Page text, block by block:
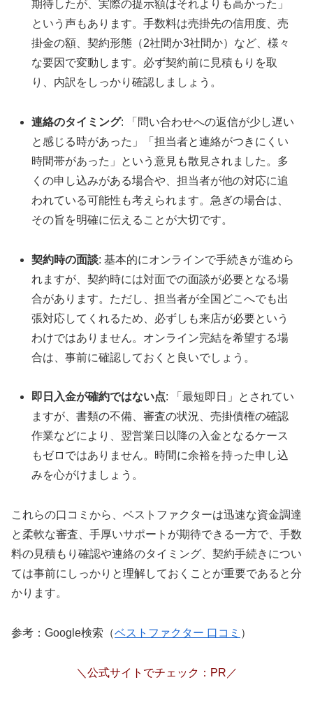
期待したが、実際の提示額はそれよりも高かった」
という声もあります。手数料は売掛先の信用度、売
掛金の額、契約形態（2社間か3社間か）など、様々
な要因で変動します。必ず契約前に見積もりを取
り、内訳をしっかり確認しましょう。
連絡のタイミング: 「問い合わせへの返信が少し遅い
と感じる時があった」「担当者と連絡がつきにくい
時間帯があった」という意見も散見されました。多
くの申し込みがある場合や、担当者が他の対応に追
われている可能性も考えられます。急ぎの場合は、
その旨を明確に伝えることが大切です。
契約時の面談: 基本的にオンラインで手続きが進めら
れますが、契約時には対面での面談が必要となる場
合があります。ただし、担当者が全国どこへでも出
張対応してくれるため、必ずしも来店が必要という
わけではありません。オンライン完結を希望する場
合は、事前に確認しておくと良いでしょう。
即日入金が確約ではない点: 「最短即日」とされてい
ますが、書類の不備、審査の状況、売掛債権の確認
作業などにより、翌営業日以降の入金となるケース
もゼロではありません。時間に余裕を持った申し込
みを心がけましょう。
これらの口コミから、ベストファクターは迅速な資金調達
と柔軟な審査、手厚いサポートが期待できる一方で、手数
料の見積もり確認や連絡のタイミング、契約手続きについ
ては事前にしっかりと理解しておくことが重要であると分
かります。
参考：Google検索（ベストファクター 口コミ ）
＼公式サイトでチェック：PR／